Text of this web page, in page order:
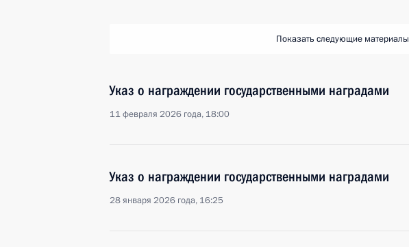
Показать следующие материалы
Указ о награждении государственными наградами
11 февраля 2026 года, 18:00
Указ о награждении государственными наградами
28 января 2026 года, 16:25